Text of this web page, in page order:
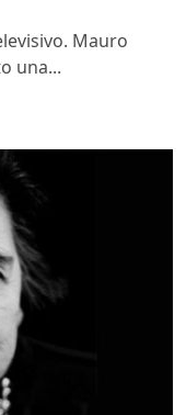
Mauro
una...